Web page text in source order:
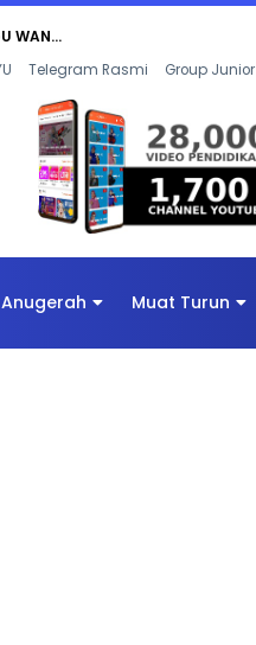
Telegram Rasmi Group Junior
Anugerah Muat Turun